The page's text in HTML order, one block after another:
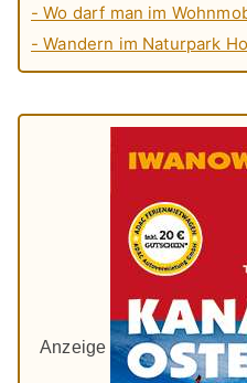
- Wo darf man im
- Wandern im Naturpark
Anzeige